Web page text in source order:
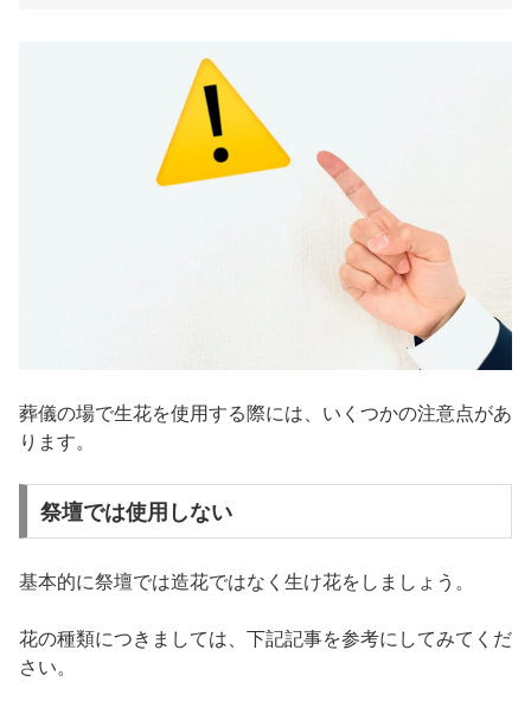
葬儀の場で生花を使用する際には、いくつかの注意点があ
ります。
祭壇では使用しない
基本的に祭壇では造花ではなく生け花をしましょう。
花の種類につきましては、下記記事を参考にしてみてくだ
さい。